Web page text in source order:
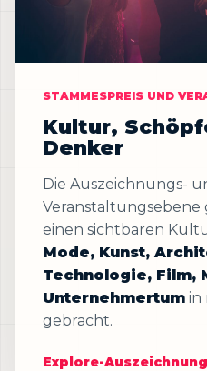
STAMMESPREIS UND
Kultur,
Denker
Die Auszeichnungs-
einen sichtbaren
Mode, Kunst,
Technologie, Film,
Unternehmertum in
gebracht.
Explore-Auszeichnung